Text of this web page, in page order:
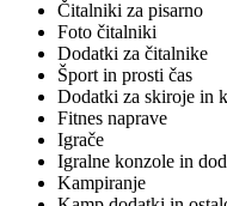
Čitalniki za pisarno
Foto čitalniki
Dodatki za čitalnike
Šport in prosti čas
Dodatki za skiroje in
Fitnes naprave
Igrače
Igralne konzole in
Kampiranje